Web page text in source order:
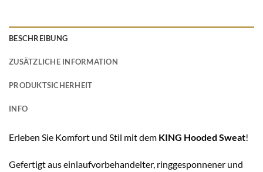
BESCHREIBUNG
ZUSÄTZLICHE INFORMATION
PRODUKTSICHERHEIT
INFO
Erleben Sie Komfort und Stil mit dem KING Hooded Sweat!
Gefertigt aus einlaufvorbehandelter, ringgesponnener und